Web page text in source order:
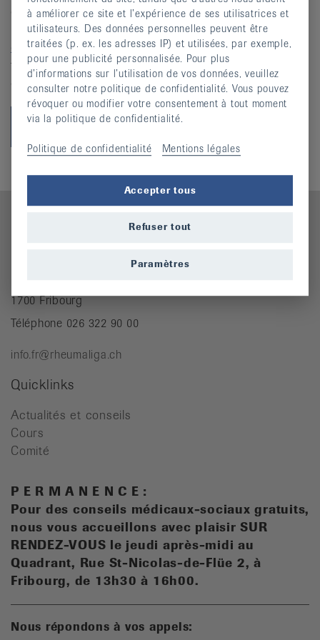
enregistrer, traiter et utiliser mes données
personnelles conformément à sapolitique de
confidentialité. Je peux révoquer ce consentement à
tout moment ainsi que demander un aperçu de mes
données et leur suppression.
1700 Fribourg
Téléphone 026 322 90 00
info.fr@rheumaliga.ch
Quicklinks
Actualités et conseils
Cours
Comité
P E R M A N E N C E :
Pour des conseils médicaux-sociaux gratuits,
nous vous accueillons avec plaisir SUR
RENDEZ-VOUS le jeudi après-midi au
Quadrant, Rue St-Nicolas-de-Flüe 2, à
Fribourg, de 13h30 à 16h00.
Nous répondons à vos appels:
à améliorer ce site et l’expérience de ses utilisatrices et
utilisateurs. Des données personnelles peuvent être
traitées (p. ex. les adresses IP) et utilisées, par exemple,
pour une publicité personnalisée. Pour plus
d’informations sur l’utilisation de vos données, veuillez
consulter notre politique de confidentialité. Vous pouvez
révoquer ou modifier votre consentement à tout moment
via la politique de confidentialité.
Politique de confidentialité Mentions légales
Accepter tous
Refuser tout
Paramètres